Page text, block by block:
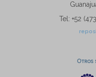
Tel: +52
Otros